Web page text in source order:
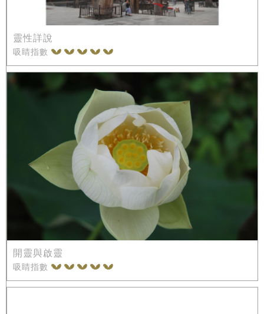
靈性詳說
吸睛指數
開靈與啟靈
吸睛指數